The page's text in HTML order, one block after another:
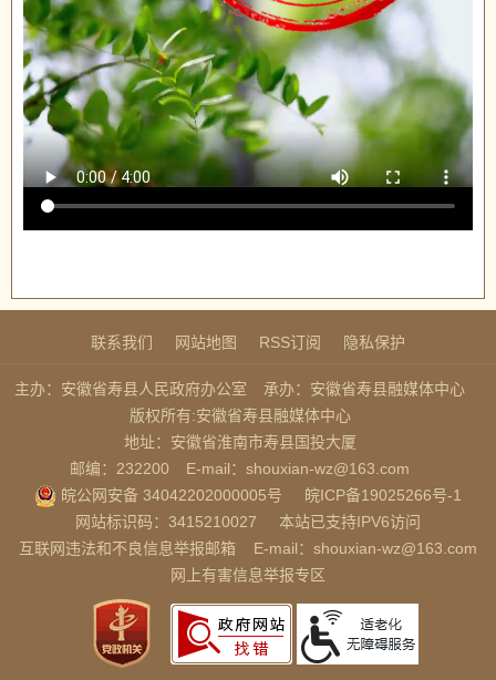
联系我们 网站地图 RSS订阅 隐私保护
主办：安徽省寿县人民政府办公室
承办：安徽省寿县融媒体中心
版权所有:安徽省寿县融媒体中心
地址：安徽省淮南市寿县国投大厦
邮编：232200
E-mail：shouxian-wz@163.com
皖公网安备 34042202000005号
皖ICP备19025266号-1
网站标识码：3415210027
本站已支持IPV6访问
互联网违法和不良信息举报邮箱
E-mail：shouxian-wz@163.com
网上有害信息举报专区